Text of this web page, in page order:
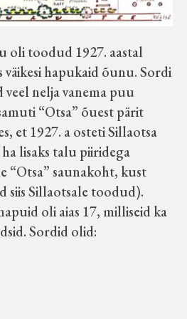
oli toodud 1927. aastal
väikesi hapukaid õunu. Sordi
nelja vanema puu
“Otsa” õuest pärit
et 1927. a osteti Sillaotsa
lisaks talu piiridega
“Otsa” saunakoht, kust
siis Sillaotsale toodud).
oli aias 17, milliseid ka
Sordid olid: